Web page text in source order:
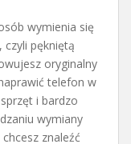
wymienia się
czyli pękniętą
oryginalny
telefon w
i bardzo
wymiany
znaleźć